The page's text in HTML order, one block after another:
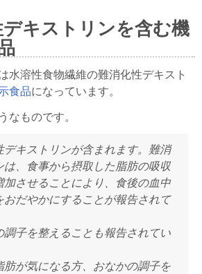
キストリンを含む機
水溶性食物繊維の難消化性デキスト
食品になっています。
なものです。
デキストリンが含まれます。難消
は、食事から摂取した脂肪の吸収
加させることにより、食後の血中
おだやかにすることが報告されて
調子を整えることも報告されてい
肪が気になる方、おなかの調子を